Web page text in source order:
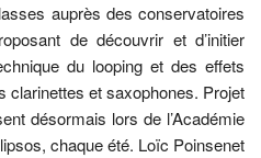
auprès des conservatoires
de découvrir et d’initier
du looping et des effets
clarinettes et saxophones. Projet
désormais lors de l’Académie
chaque été. Loïc Poinsenet